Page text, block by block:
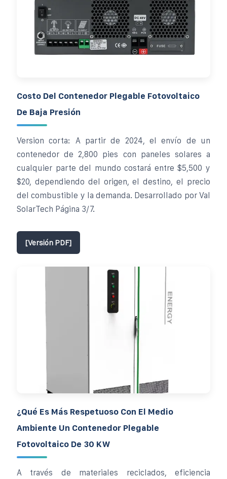
Costo Del Contenedor Plegable Fotovoltaico
De Baja Presión
Version corta: A partir de 2024, el envío de un
contenedor de 2,800 pies con paneles solares a
cualquier parte del mundo costará entre $5,500 y
$20, dependiendo del origen, el destino, el precio
del combustible y la demanda. Desarrollado por Val
SolarTech Página 3/7.
[Versión PDF]
¿Qué Es Más Respetuoso Con El Medio
Ambiente Un Contenedor Plegable
Fotovoltaico De 30 KW
A través de materiales reciclados, eficiencia